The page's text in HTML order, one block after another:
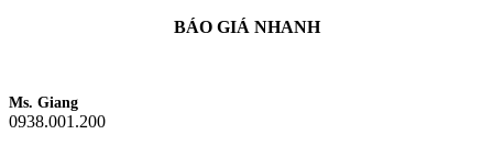
BÁO GIÁ NHANH
Ms. Giang
0938.001.200